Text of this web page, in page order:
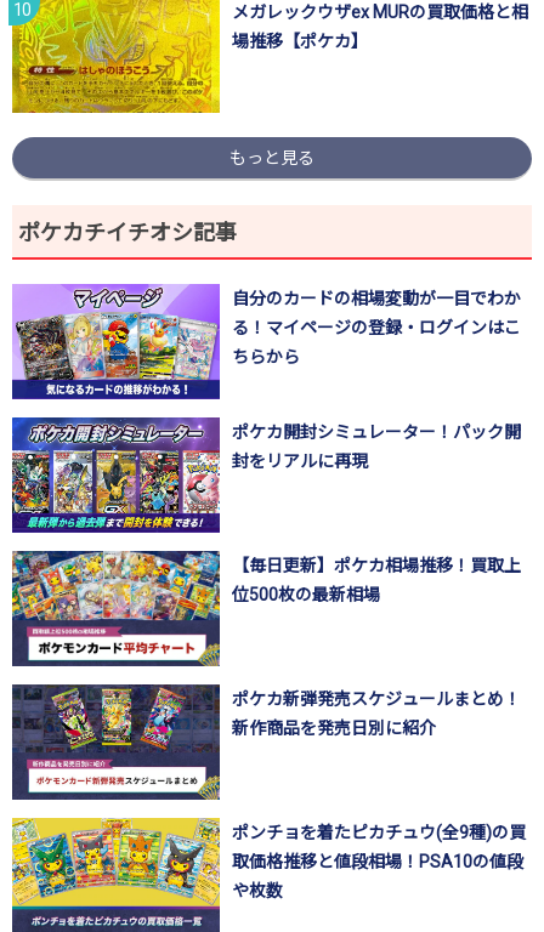
メガレックウザex MURの買取価格と相
場推移【ポケカ】
もっと見る
ポケカチイチオシ記事
自分のカードの相場変動が一目でわか
る！マイページの登録・ログインはこ
ちらから
ポケカ開封シミュレーター！パック開
封をリアルに再現
【毎日更新】ポケカ相場推移！買取上
位500枚の最新相場
ポケカ新弾発売スケジュールまとめ！
新作商品を発売日別に紹介
ポンチョを着たピカチュウ(全9種)の買
取価格推移と値段相場！PSA10の値段
や枚数